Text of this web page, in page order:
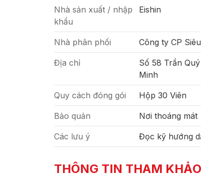
Nhà sản xuất / nhập
khẩu
Eishin
Nhà phân phối Công ty CP
Địa chỉ
Số 58 Trần
Minh
Quy cách đóng gói Hộp 30 Viên
Bảo quản Nơi thoáng mát
Các lưu ý Đọc kỹ hướng
THÔNG TIN THAM